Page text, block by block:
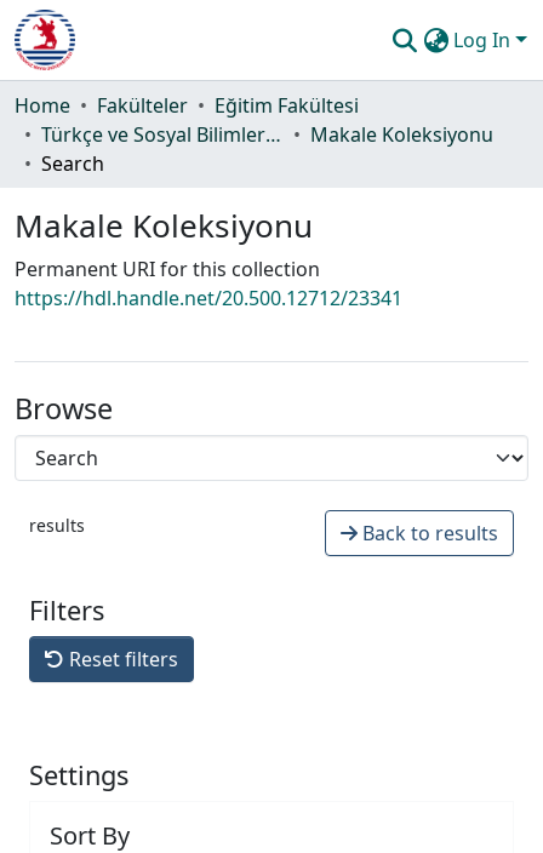
Log In
Communities & Collections
All of DSpace
Home Fakülteler
Eğitim Fakültesi
Türkçe ve Sosyal Bilimler Eğitimi Bölümü
Makale Koleksiyonu
Search
Makale Koleksiyonu
Permanent URI for this collection
https://hdl.handle.net/20.500.12712/23341
Browse
results Back to results
Filters
Reset filters
Settings
Sort By